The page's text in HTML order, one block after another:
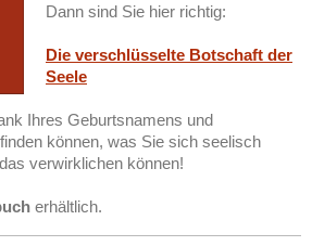
Dann sind Sie hier richtig:
Die verschlüsselte Botschaft der
Seele
Ihres Geburtsnamens und
können, was Sie sich seelisch
verwirklichen können!
erhältlich.